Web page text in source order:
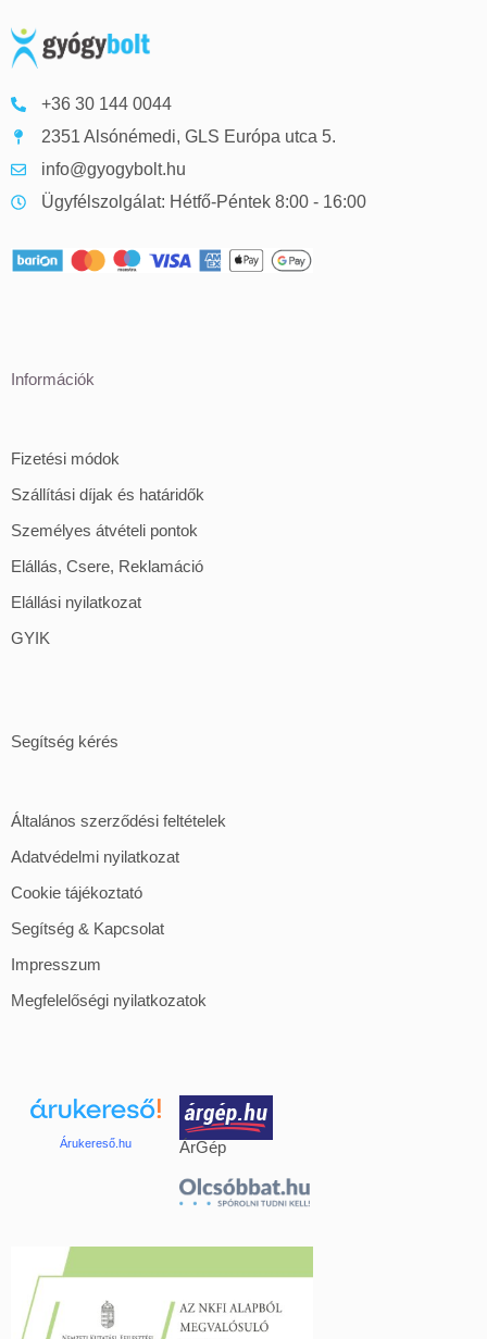
+36 30 144 0044
2351 Alsónémedi, GLS Európa utca 5.
info@gyogybolt.hu
Ügyfélszolgálat: Hétfő-Péntek 8:00 - 16:00
Információk
Fizetési módok
Szállítási díjak és határidők
Személyes átvételi pontok
Elállás, Csere, Reklamáció
Elállási nyilatkozat
GYIK
Segítség kérés
Általános szerződési feltételek
Adatvédelmi nyilatkozat
Cookie tájékoztató
Segítség & Kapcsolat
Impresszum
Megfelelőségi nyilatkozatok
Árukereső.hu ÁrGép